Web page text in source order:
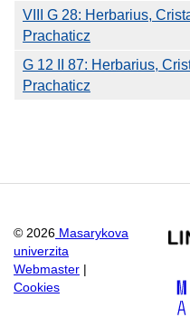
VIII G 28: Herbarius,
Prachaticz
G 12 II 87: Herbarius,
Prachaticz
© 2026 Masarykova
univerzita
Webmaster
Cookies